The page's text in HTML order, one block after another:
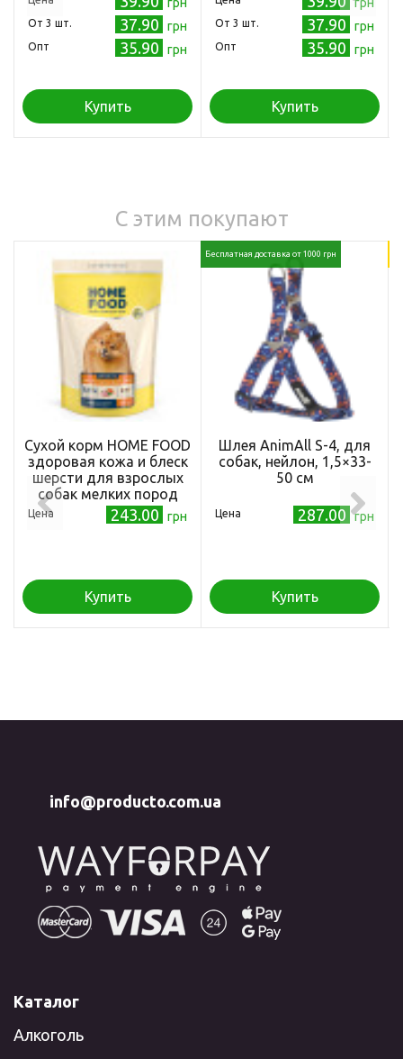
Oт 3 шт. 37.90 грн
Опт 35.90 грн
Купить
Oт 3 шт. 37.90 грн
Опт 35.90 грн
Купить
С этим покупают
Сухой корм HOME FOOD
здоровая кожа и блеск
шерсти для взрослых
собак мелких пород
Индейка и лосось
Healthy skin and shiny
Цена 243.00 грн
Купить
Бесплатная доставка от 1000 грн
Шлея AnimAll S-4, для
собак, нейлон, 1,5×33-
50 см
Цена 287.00 грн
Купить
info@producto.com.ua
Каталог
Алкоголь